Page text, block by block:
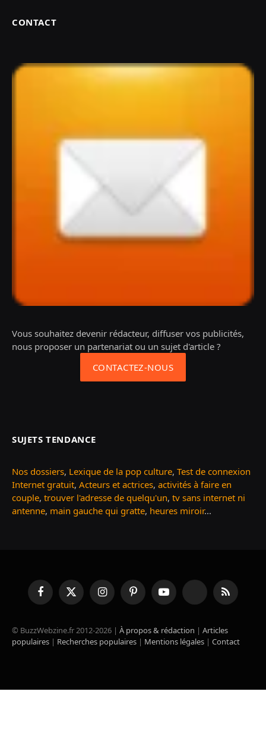
CONTACT
Vous souhaitez devenir rédacteur, diffuser vos publicités,
nous proposer un partenariat ou un sujet d'article ?
CONTACTEZ-NOUS
SUJETS TENDANCE
Nos dossiers, Lexique de la pop culture, Test de connexion
Internet gratuit, Acteurs et actrices, activités à faire en
couple, trouver l'adresse de quelqu'un, tv sans internet ni
antenne, main gauche qui gratte, heures miroir...
FacebookX
(Twitter)
InstagramPinterestYouTube TikTok RSS
© BuzzWebzine.fr 2012-2026 | À propos & rédaction | Articles
populaires | Recherches populaires | Mentions légales | Contact